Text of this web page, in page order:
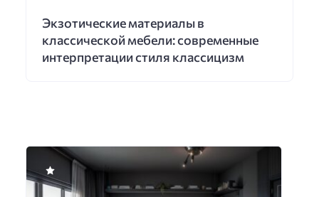
Экзотические материалы в
классической мебели: современные
интерпретации стиля классицизм